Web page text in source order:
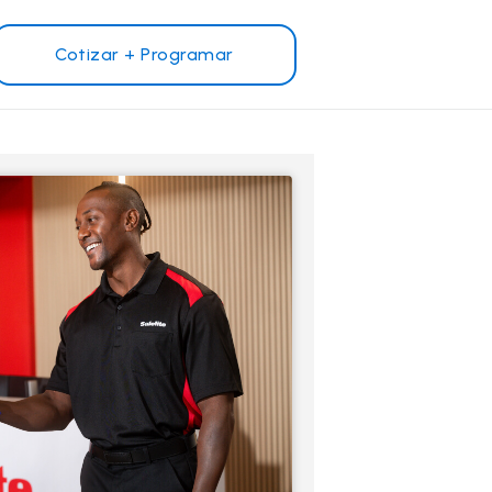
Cotizar + Programar
Reseñas de clientes
Garantía nacional
Safelite Foundation